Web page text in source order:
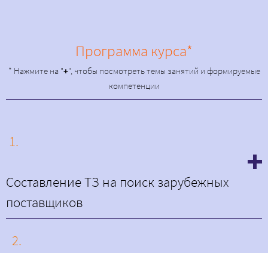
Программа курса*
* Нажмите на "+", чтобы посмотреть темы занятий и формируемые
компетенции
1.
Составление ТЗ на поиск зарубежных
поставщиков
2.